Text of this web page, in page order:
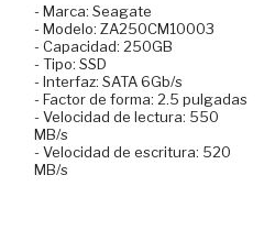
- Marca: Seagate
- Modelo: ZA250CM10003
- Capacidad: 250GB
- Tipo: SSD
- Interfaz: SATA 6Gb/s
- Factor de forma: 2.5 pulgadas
- Velocidad de lectura: 550
MB/s
- Velocidad de escritura: 520
MB/s